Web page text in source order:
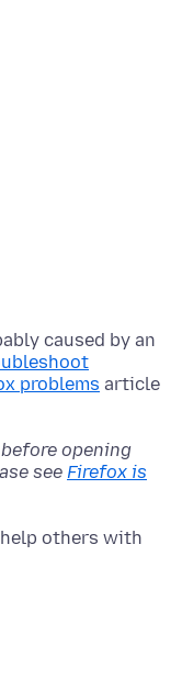
caused by an
problems article
opening
see Firefox is
others with